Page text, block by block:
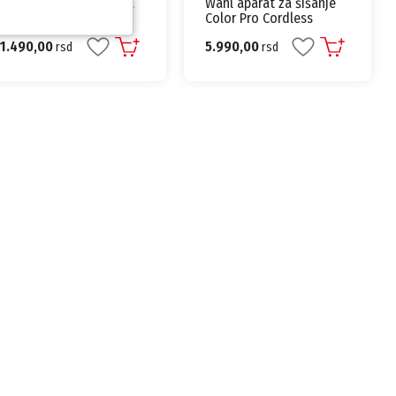
1.490,00rsd
Color Pro Cordless
5.990,00rsd